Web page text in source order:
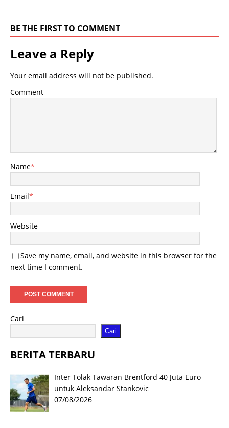
BE THE FIRST TO COMMENT
Leave a Reply
Your email address will not be published.
Comment
Name*
Email*
Website
Save my name, email, and website in this browser for the
next time I comment.
Cari
Cari
BERITA TERBARU
Inter Tolak Tawaran Brentford 40 Juta Euro
untuk Aleksandar Stankovic
07/08/2026